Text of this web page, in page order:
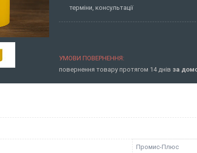
терміни, консультації
повернення товару протягом 14 днів за
Промис-Плюс